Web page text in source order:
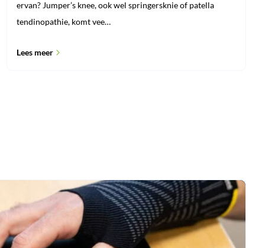
ervan? Jumper’s knee, ook wel springersknie of patella
tendinopathie, komt vee…
Lees meer